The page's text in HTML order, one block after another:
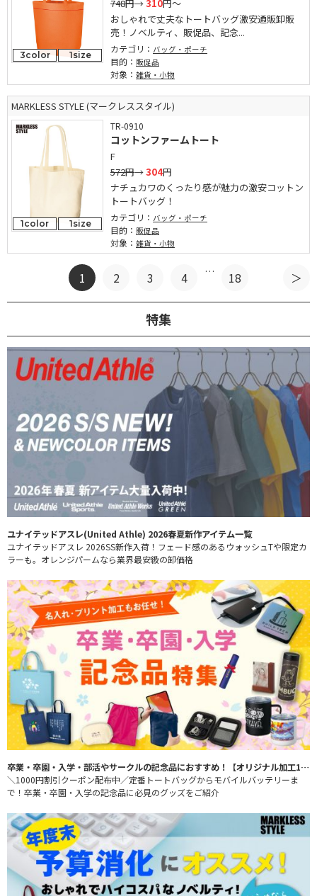
3color 1size
748円→310円～
おしゃれで丈夫なトートバッグ激安通販卸販
売！ノベルティ、販促品、記念...
カテゴリ： バッグ・ポーチ
目的： 販促品
対象： 雑貨・小物
MARKLESS STYLE (マークレススタイル)
1color 1size
TR-0910
コットンファームトート
F
572円→304円
ナチュカワのくったり感が魅力の激安コットン
トートバッグ！
カテゴリ： バッグ・ポーチ
目的： 販促品
対象： 雑貨・小物
1 2 3 4 … 18
特集
ユナイテッドアスレ(United Athle) 2026春夏新作アイテム一覧
ユナイテッドアスレ 2026SS新作入荷！フェード感のあるウォッシュTや限定カ
ラーも。オレンジパームなら業界最安級の卸価格
卒業・卒園・入学・部活やサークルの記念品におすすめ！【オリジナル加工1000円割引クーポン配布中】
＼1000円割引クーポン配布中／定番トートバッグからモバイルバッテリーま
で！卒業・卒園・入学の記念品に必見のグッズをご紹介